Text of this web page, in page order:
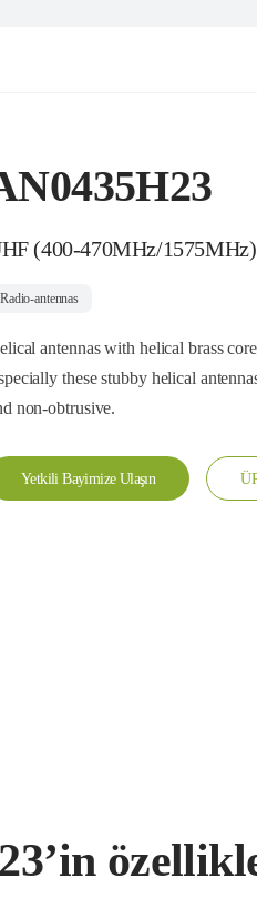
(400-470MHz/
Radio-antennas
antennas with helical brass
these stubby helical
non-obtrusive.
Yetkili Bayimize Ulaşın